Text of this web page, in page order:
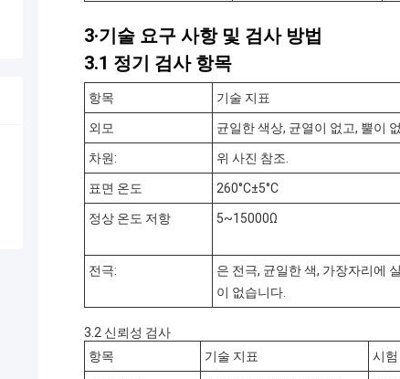
3·기술 요구 사항 및 검사 방법
3.1 정기 검사 항목
항목 기술 지표
외모 균일한 색상, 균열이 없고, 뿔이
차원: 위 사진 참조.
표면 온도 260°C±5°C
정상 온도 저항 5~15000Ω
전극:
은 전극, 균일한 색, 가장자리에
이 없습니다.
3.2 신뢰성 검사
항목
기술 지표 시험